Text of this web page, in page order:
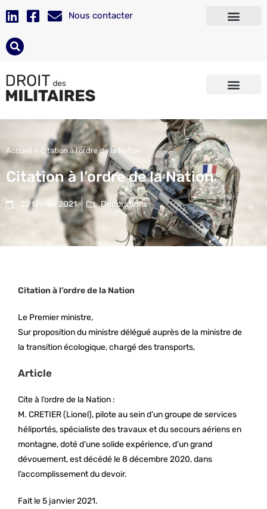
Nous contacter
Accueil » Citation à l’ordre de la Nation
Citation à l’ordre de la Nation
22 février 2021 Décorations
Citation à l’ordre de la Nation
Le Premier ministre,
Sur proposition du ministre délégué auprès de la ministre de
la transition écologique, chargé des transports,
Article
Cite à l’ordre de la Nation :
M. CRETIER (Lionel), pilote au sein d’un groupe de services
héliportés, spécialiste des travaux et du secours aériens en
montagne, doté d’une solide expérience, d’un grand
dévouement, est décédé le 8 décembre 2020, dans
l’accomplissement du devoir.
Fait le 5 janvier 2021.